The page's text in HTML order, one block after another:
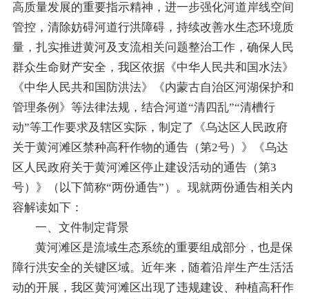
高质量发展的重要指示精神，进一步强化河道岸线空间
管控，清除妨碍河道行洪障碍，持续改善水生态环境质
量，扎实推进黄河及支流相关问题整治工作，确保人民
群众生命财产安全，我区依据《中华人民共和国水法》
《中华人民共和国防洪法》《内蒙古自治区河湖保护和
管理条例》等法律法规，结合河道“清四乱”“清槽行
动”等工作要求及辖区实际，制定了《乌达区人民政府
关于黄河滩区禁种高秆作物的通告（第2号）》《乌达
区人民政府关于黄河滩区停止建设活动的通告（第3
号）》（以下简称“两份通告”）。现就两份通告相关内
容解读如下：
一、文件制定背景
黄河滩区是流域生态系统的重要组成部分，也是保
障行洪安全的关键区域。近年来，随着沿岸生产生活活
动的开展，我区黄河滩区出现了违规建设、种植高秆作